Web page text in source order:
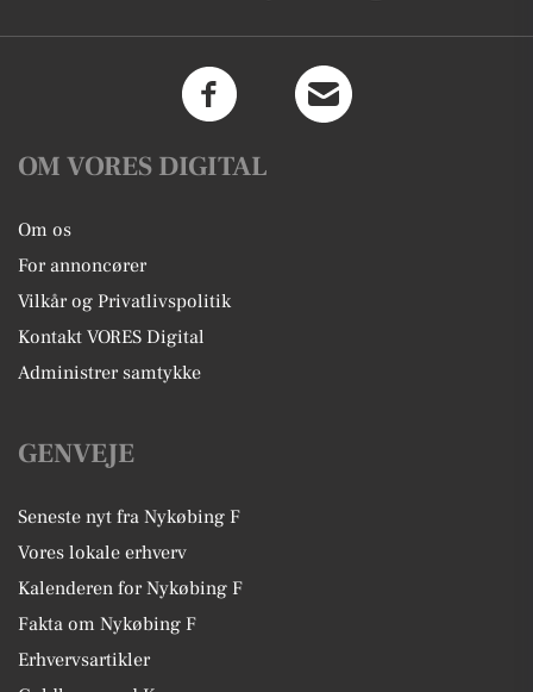
OM VORES DIGITAL
Om os
For annoncører
Vilkår og Privatlivspolitik
Kontakt VORES Digital
Administrer samtykke
GENVEJE
Seneste nyt fra Nykøbing F
Vores lokale erhverv
Kalenderen for Nykøbing F
Fakta om Nykøbing F
Erhvervsartikler